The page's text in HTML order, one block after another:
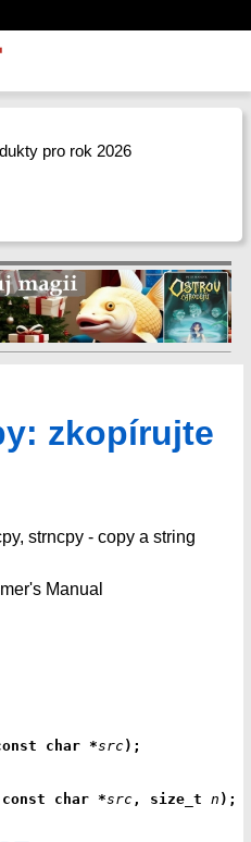
pro rok 2026
zkopírujte
strncpy - copy a string
Manual
char *src);
char *src, size_t n );